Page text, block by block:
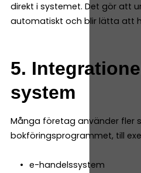
direkt i systemet. Det gör att
automatiskt och blir lätta att
5.
system
Många företag använder fler
bokföringsprogrammet, till
e-handelssystem